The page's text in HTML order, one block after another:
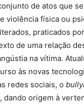
de atos que
violência física ou
praticados
de uma relação
na vítima.
às novas
redes sociais, o
dando origem à